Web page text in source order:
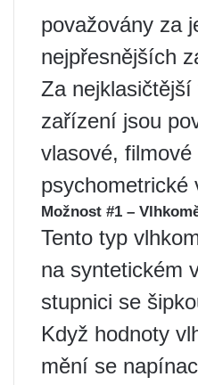
považovány za
nejpřesnějších
Za
zařízení jsou
vlasové, filmové
psychometrické
Možnost #1 –
Tento typ
na syntetickém
stupnici se
Když hodnoty
mění se